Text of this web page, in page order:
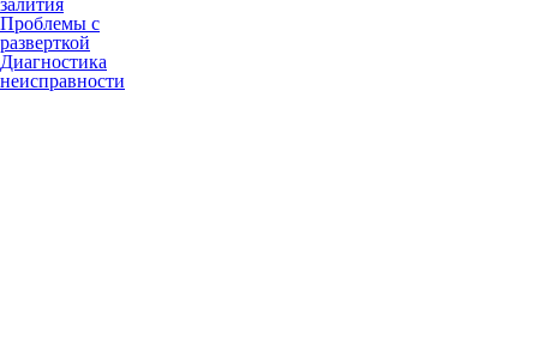
залития
Проблемы с
разверткой
Диагностика
неисправности